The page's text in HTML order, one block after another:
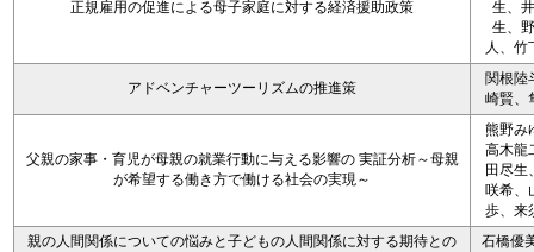
正規雇用の促進による母子家庭に対する経済援助政策
生、
生、
人、竹
アドベンチャーツーリズムの推進策
関根陸
崎賢、
父親の家事・育児が母親の就業行動に与える影響の 実証分析～母親
が希望する働き方で働ける社会の実現～
熊野み
高木龍
田尽生
咲希、
歩、来
親の人間関係についての悩みと子どもの人間関係に対する期待との
石橋優